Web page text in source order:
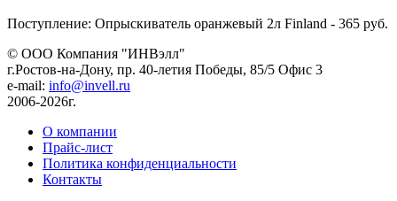
Поступление: Опрыскиватель оранжевый 2л Finland - 365 руб.
© ООО Компания "ИНВэлл"
г.Ростов-на-Дону, пр. 40-летия Победы, 85/5 Офис 3
e-mail: info@invell.ru
2006-2026г.
О компании
Прайс-лист
Политика конфиденциальности
Контакты